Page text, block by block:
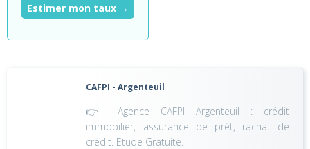
Estimer mon taux →
CAFPI - Argenteuil
👉 Agence CAFPI Argenteuil : crédit
immobilier, assurance de prêt, rachat de
crédit. Etude Gratuite.